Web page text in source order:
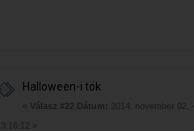
Halloween-i tök
« Válasz #22 Dátum:
2014. november 02. -
13:16:12 »